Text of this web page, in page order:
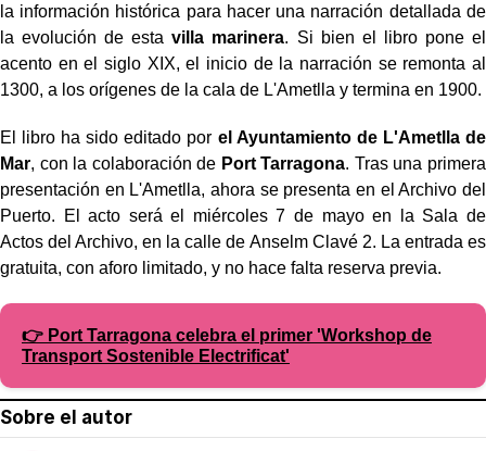
la información histórica para hacer una narración detallada de
la evolución de estavilla marinera. Si bien el libro pone el
acento en el siglo XIX, el inicio de la narración se remonta al
1300, a los orígenes de la cala de L'Ametlla y termina en 1900.
El libro ha sido editado por el Ayuntamiento de L'Ametlla de
Mar, con la colaboración de Port Tarragona. Tras una primera
presentación en L'Ametlla, ahora se presenta en el Archivo del
Puerto. El acto será el miércoles 7 de mayo en la Sala de
Actos del Archivo, en la calle de Anselm Clavé 2. La entrada es
gratuita, con aforo limitado, y no hace falta reserva previa.
👉 Port Tarragona celebra el primer 'Workshop de
Transport Sostenible Electrificat'
Sobre el autor